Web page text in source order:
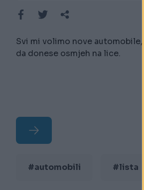
Svi mi volimo nove automobile,
da donese osmjeh na lice.
#automobili #lista